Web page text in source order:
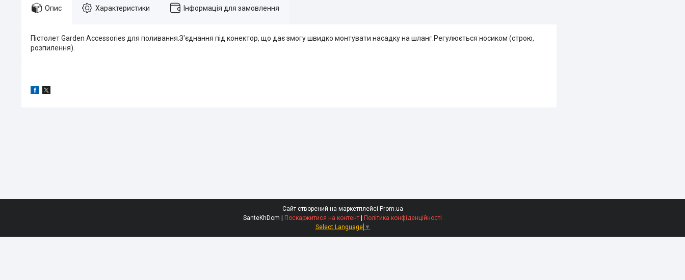
Опис Характеристики Інформація для замовлення
Пістолет Garden Accessories для поливання.З'єднання під конектор, що дає змогу швидко монтувати насадку на шланг.Регулюється носиком (строю,
розпилення).
Сайт створений на маркетплейсі Prom.ua
SanteKhDom | Поскаржитися на контент | Політика конфіденційності
Select Language ▼